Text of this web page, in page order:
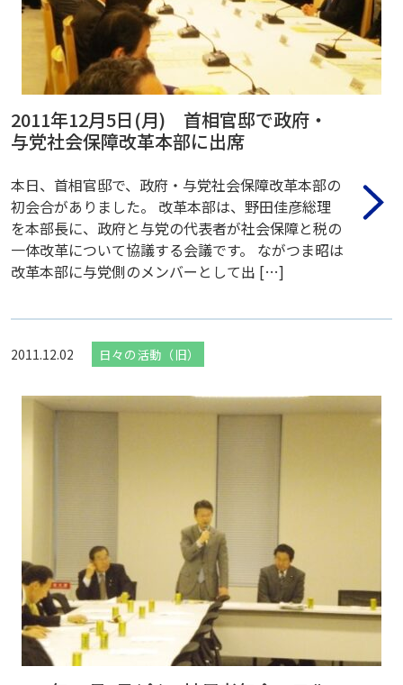
2011年12月5日(月) 首相官邸で政府・
与党社会保障改革本部に出席
本日、首相官邸で、政府・与党社会保障改革本部の
初会合がありました。 改革本部は、野田佳彦総理
を本部長に、政府と与党の代表者が社会保障と税の
一体改革について協議する会議です。 ながつま昭は
改革本部に与党側のメンバーとして出 […]
2011.12.02 日々の活動（旧）